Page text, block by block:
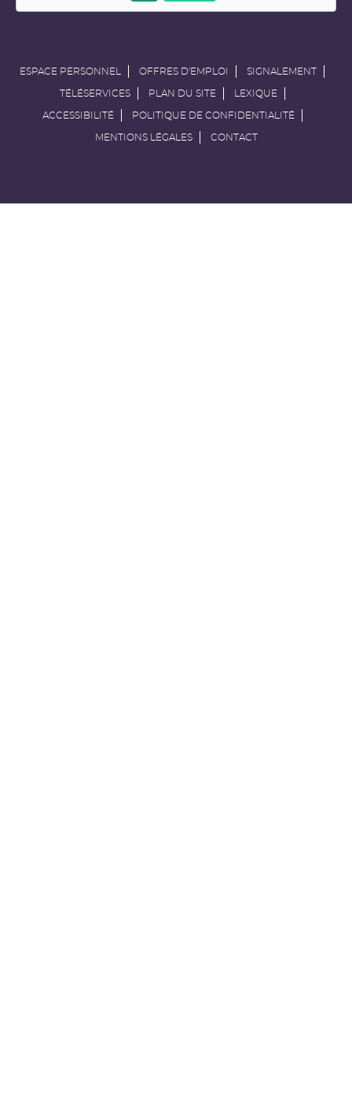
ESPACE PERSONNEL OFFRES D'EMPLOI SIGNALEMENT
TÉLÉSERVICES PLAN DU SITE LEXIQUE
ACCESSIBILITÉ POLITIQUE DE CONFIDENTIALITÉ
MENTIONS LÉGALES CONTACT